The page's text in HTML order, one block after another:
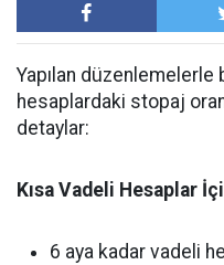
Yapılan
hesaplardaki stopaj
detaylar:
Kısa Vadeli Hesaplar
6 aya kadar vadeli